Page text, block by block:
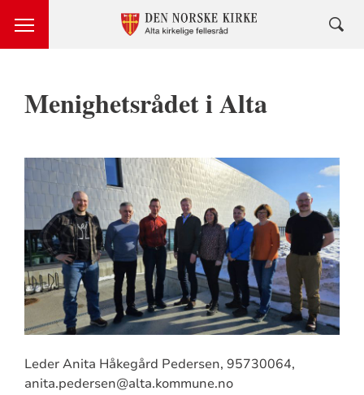
Menighetsrådet i Alta
Leder Anita Håkegård Pedersen, 95730064,
anita.pedersen@alta.kommune.no